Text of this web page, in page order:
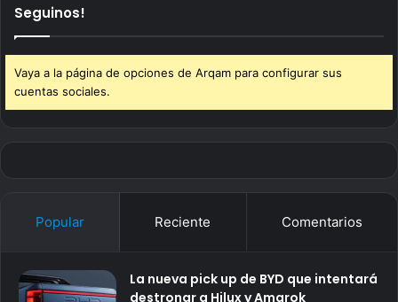
Seguinos!
Vaya a la página de opciones de Arqam para configurar sus
cuentas sociales.
Popular Reciente Comentarios
La nueva pick up de BYD que intentará
destronar a Hilux y Amarok